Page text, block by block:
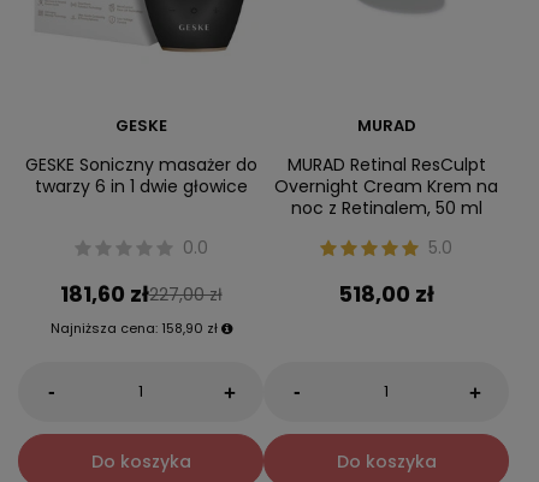
GESKE
GESKE Soniczny masażer do
twarzy 6 in 1 dwie głowice
0.0
181,60 zł227,00 zł
Najniższa cena: 158,90 zł
- +
Do koszyka
MURAD
MURAD Retinal ResCulpt
Overnight Cream Krem na
noc z Retinalem, 50 ml
5.0
518,00 zł
- +
Do koszyka